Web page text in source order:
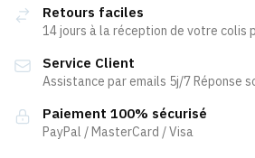
Retours faciles
14 jours à la réception de votre colis
Service Client
Assistance par emails 5j/7 Réponse
Paiement 100% sécurisé
PayPal / MasterCard / Visa